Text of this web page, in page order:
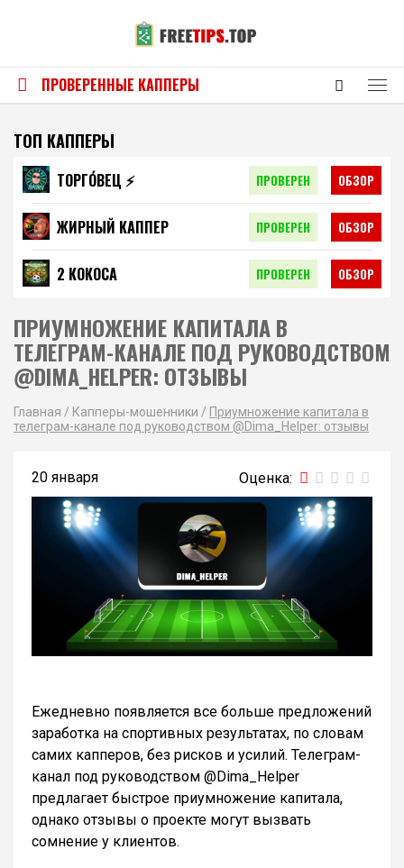
ПРОВЕРЕННЫЕ КАППЕРЫ
ТОП КАППЕРЫ
ТОРГО́ВЕЦ ⚡️ ПРОВЕРЕН ОБЗОР
ЖИРНЫЙ КАППЕР ПРОВЕРЕН ОБЗОР
2 КОКОСА ПРОВЕРЕН ОБЗОР
ПРИУМНОЖЕНИЕ КАПИТАЛА В
ТЕЛЕГРАМ-КАНАЛЕ ПОД РУКОВОДСТВОМ
@DIMA_HELPER: ОТЗЫВЫ
Главная / Капперы-мошенники / Приумножение капитала в
телеграм-канале под руководством @Dima_Helper: отзывы
20 января
Ежедневно появляется все больше предложений
заработка на спортивных результатах, по словам
самих капперов, без рисков и усилий. Телеграм-
канал под руководством @Dima_Helper
предлагает быстрое приумножение капитала,
однако отзывы о проекте могут вызвать
сомнение у клиентов.